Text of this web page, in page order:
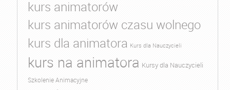
kurs animatorów
kurs animatorów czasu wolnego
kurs dla animatora Kurs dla Nauczycieli
kurs na animatora Kursy dla Nauczycieli
Szkolenie Animacyjne